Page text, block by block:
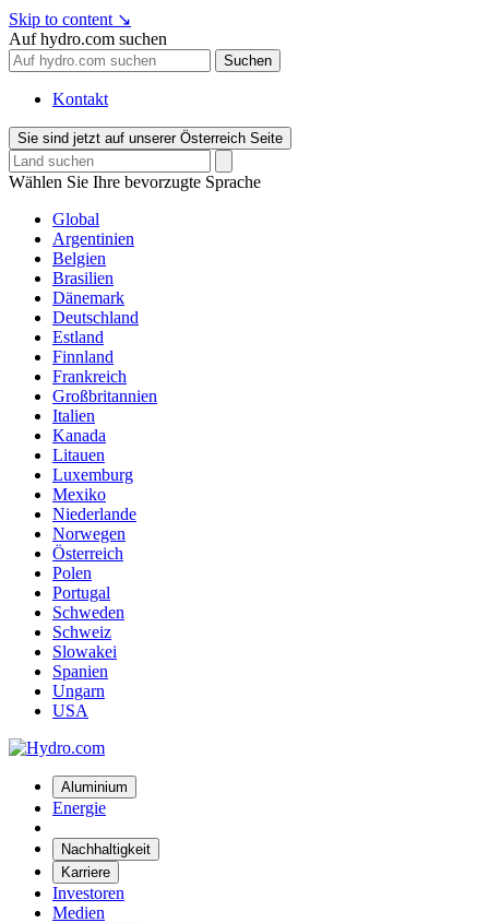
Skip to content ↘
Auf hydro.com suchen
Suchen
Kontakt
Sie sind jetzt auf unserer Österreich Seite
Wählen Sie Ihre bevorzugte Sprache
Global
Argentinien
Belgien
Brasilien
Dänemark
Deutschland
Estland
Finnland
Frankreich
Großbritannien
Italien
Kanada
Litauen
Luxemburg
Mexiko
Niederlande
Norwegen
Österreich
Polen
Portugal
Schweden
Schweiz
Slowakei
Spanien
Ungarn
USA
Aluminium
Energie
Nachhaltigkeit
Karriere
Investoren
Medien